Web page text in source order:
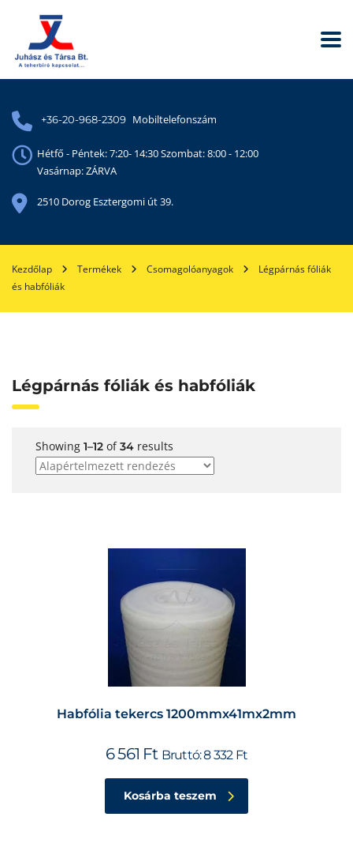
+36-20-968-2309 Mobiltelefonszám
Hétfő - Péntek: 7:20- 14:30 Szombat: 8:00 - 12:00
Vasárnap: ZÁRVA
2510 Dorog Esztergomi út 39.
Kezdőlap Termékek Csomagolóanyagok
Légpárnás fóliák
és habfóliák
Légpárnás fóliák és habfóliák
Showing 1–12 of34 results
Habfólia tekercs 1200mmx41mx2mm
6 561 Ft Bruttó:8 332 Ft
Kosárba teszem